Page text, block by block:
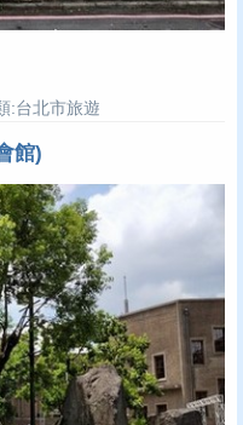
:台北市旅遊
館)